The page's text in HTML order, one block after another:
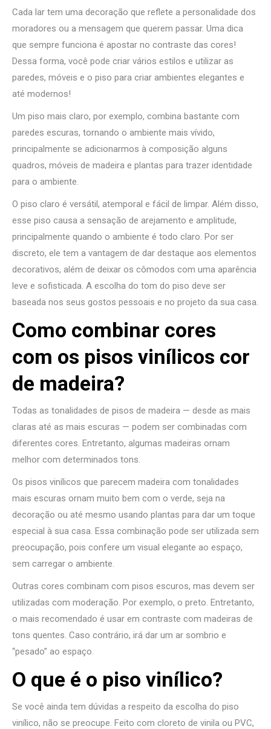
Cada lar tem uma decoração que reflete a personalidade dos
moradores ou a mensagem que querem passar. Uma dica
que sempre funciona é apostar no contraste das cores!
Dessa forma, você pode criar vários estilos e utilizar as
paredes, móveis e o piso para criar ambientes elegantes e
até modernos!
Um piso mais claro, por exemplo, combina bastante com
paredes escuras, tornando o ambiente mais vívido,
principalmente se adicionarmos à composição alguns
quadros, móveis de madeira e plantas para trazer identidade
para o ambiente.
O piso claro é versátil, atemporal e fácil de limpar. Além disso,
esse piso causa a sensação de arejamento e amplitude,
principalmente quando o ambiente é todo claro. Por ser
discreto, ele tem a vantagem de dar destaque aos elementos
decorativos, além de deixar os cômodos com uma aparência
leve e sofisticada. A escolha do tom do piso deve ser
baseada nos seus gostos pessoais e no projeto da sua casa.
Como combinar cores
com os pisos vinílicos cor
de madeira?
Todas as tonalidades de pisos de madeira — desde as mais
claras até as mais escuras — podem ser combinadas com
diferentes cores. Entretanto, algumas madeiras ornam
melhor com determinados tons.
Os pisos vinílicos que parecem madeira com tonalidades
mais escuras ornam muito bem com o verde, seja na
decoração ou até mesmo usando plantas para dar um toque
especial à sua casa. Essa combinação pode ser utilizada sem
preocupação, pois confere um visual elegante ao espaço,
sem carregar o ambiente.
Outras cores combinam com pisos escuros, mas devem ser
utilizadas com moderação. Por exemplo, o preto. Entretanto,
o mais recomendado é usar em contraste com madeiras de
tons quentes. Caso contrário, irá dar um ar sombrio e
“pesado” ao espaço.
O que é o piso vinílico?
Se você ainda tem dúvidas a respeito da escolha do piso
vinílico, não se preocupe. Feito com cloreto de vinila ou PVC,